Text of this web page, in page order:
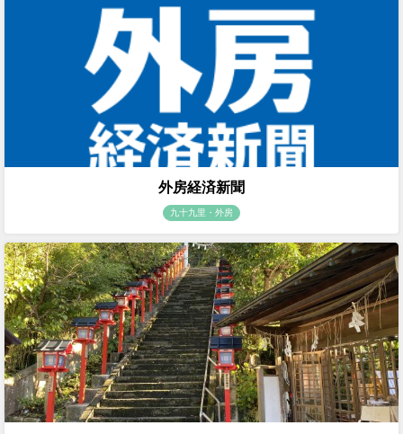
外房経済新聞
九十九里・外房